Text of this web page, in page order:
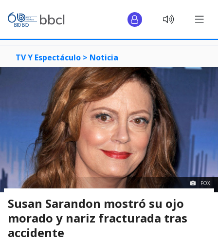
TV Y Espectáculo > Noticia
FOX
Susan Sarandon mostró su ojo
morado y nariz fracturada tras
accidente